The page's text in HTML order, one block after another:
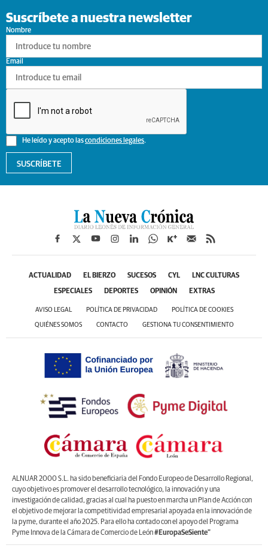
Suscríbete a nuestra newsletter
Nombre
He leído y acepto lascondiciones legales.
Email
SUSCRÍBETE
ACTUALIDAD EL BIERZO SUCESOS CYL LNC CULTURAS
ESPECIALES DEPORTES OPINIÓN EXTRAS
AVISO LEGAL POLÍTICA DE PRIVACIDAD POLÍTICA DE COOKIES
QUIÉNES SOMOS CONTACTO GESTIONA TU CONSENTIMIENTO
ALNUAR 2000 S.L. ha sido beneficiaria del Fondo Europeo de Desarrollo Regional,
cuyo objetivo es promover el desarrollo tecnológico, la innovación y una
investigación de calidad, gracias al cual ha puesto en marcha un Plan de Acción con
el objetivo de mejorar la competitividad empresarial apoyada en la innovación de
la pyme, durante el año 2025. Para ello ha contado con el apoyo del Programa
Pyme Innova de la Cámara de Comercio de León#EuropaSeSiente”